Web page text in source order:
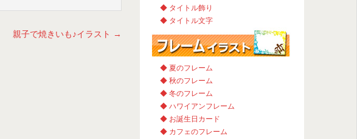
親子で焼きいも♪イラスト →
◆ タイトル飾り
◆ タイトル文字
◆ 夏のフレーム
◆ 秋のフレーム
◆ 冬のフレーム
◆ ハワイアンフレーム
◆ お誕生日カード
◆ カフェのフレーム